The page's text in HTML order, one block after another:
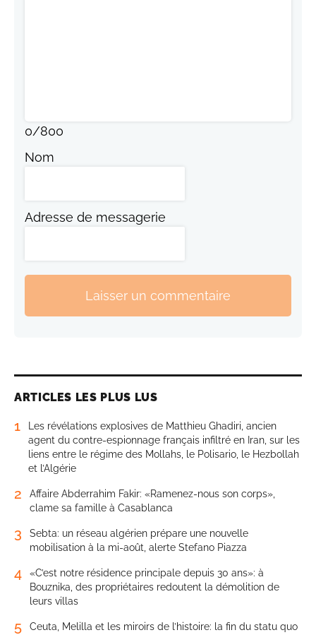
0/800
Nom
Adresse de messagerie
Laisser un commentaire
ARTICLES LES PLUS LUS
1
Les révélations explosives de Matthieu Ghadiri, ancien
agent du contre-espionnage français infiltré en Iran, sur les
liens entre le régime des Mollahs, le Polisario, le Hezbollah
et l’Algérie
2
Affaire Abderrahim Fakir: «Ramenez-nous son corps»,
clame sa famille à Casablanca
3
Sebta: un réseau algérien prépare une nouvelle
mobilisation à la mi-août, alerte Stefano Piazza
4
«C’est notre résidence principale depuis 30 ans»: à
Bouznika, des propriétaires redoutent la démolition de
leurs villas
5 Ceuta, Melilla et les miroirs de l’histoire: la fin du statu quo